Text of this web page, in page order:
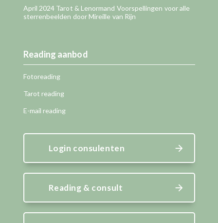
April 2024 Tarot & Lenormand Voorspellingen voor alle
sterrenbeelden door Mireille van Rijn
Reading aanbod
Fotoreading
Tarot reading
E-mail reading
Login consulenten
Reading & consult